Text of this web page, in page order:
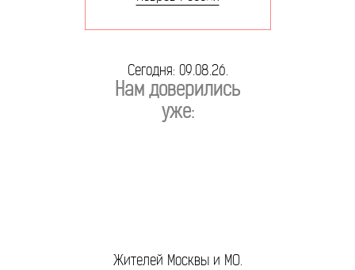
Сегодня: 09.08.26.
Нам доверились
уже:
Жителей Москвы и МО.